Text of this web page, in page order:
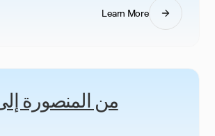
Learn More
من المنصورة